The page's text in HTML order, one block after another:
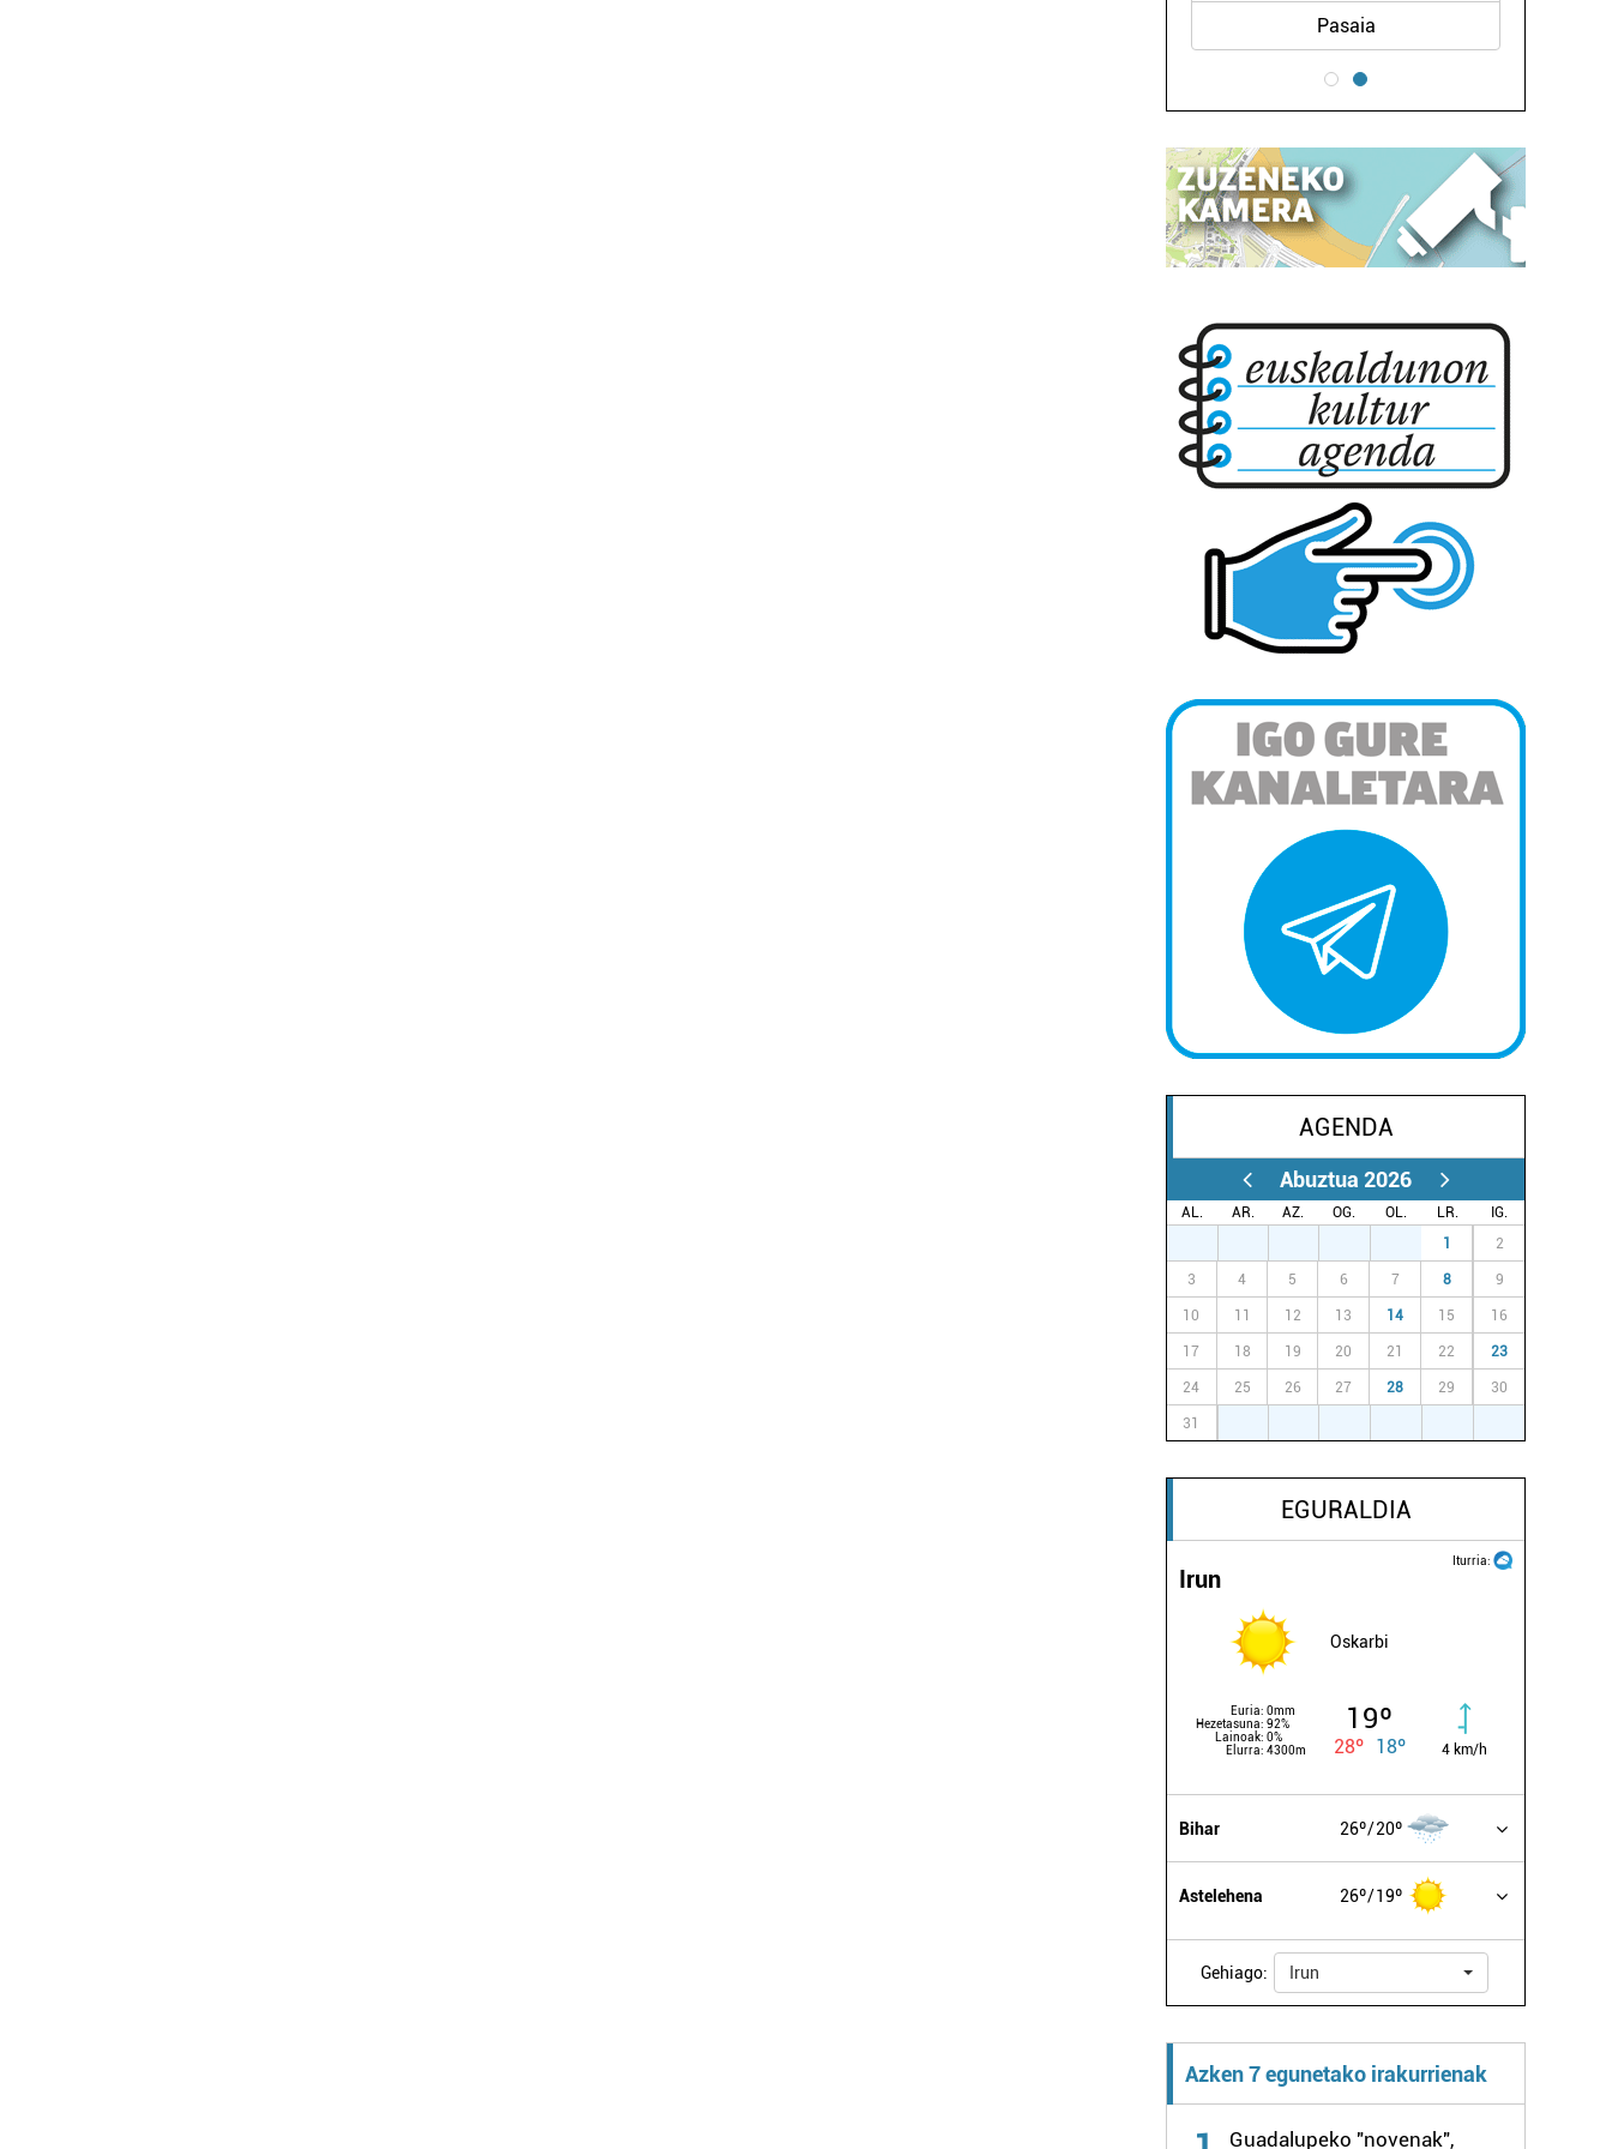
Pasaia
AGENDA
Abuztua 2026
AL. AR. AZ. OG. OL. LR.
IG.
1 2
3 4 5 6 7 8 9
10 11 12 13 14 15 16
17 18 19 20 21 22 23
24 25 26 27 28 29 30
31
EGURALDIA
Iturria:
Irun
Oskarbi
Euria: 0mm
Hezetasuna: 92%
Lainoak: 0%
Elurra: 4300m
19º
28º 18º 4 km/h
Bihar 26º 20º
Astelehena 26º 19º
Gehiago: Irun
Azken 7 egunetako irakurrienak
Guadalupeko "novenak",